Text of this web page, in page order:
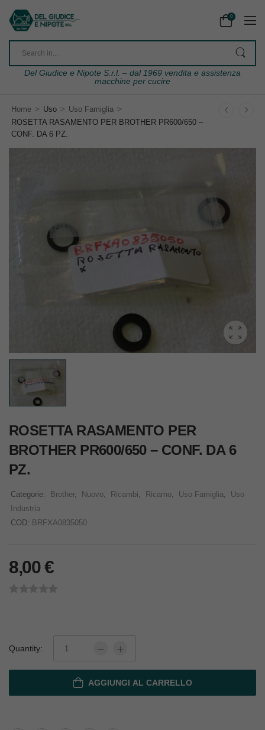
0
Del Giudice e Nipote S.r.l. – dal 1969 vendita e assistenza
macchine per cucire
Home > Uso > Uso Famiglia >
ROSETTA RASAMENTO PER BROTHER PR600/650 –
CONF. DA 6 PZ.
ROSETTA RASAMENTO PER
BROTHER PR600/650 – CONF. DA 6
PZ.
Categorie: Brother, Nuovo, Ricambi, Ricamo, Uso Famiglia,
Uso
Industria
COD: BRFXA0835050
8,00€
Quantity:
AGGIUNGI AL CARRELLO